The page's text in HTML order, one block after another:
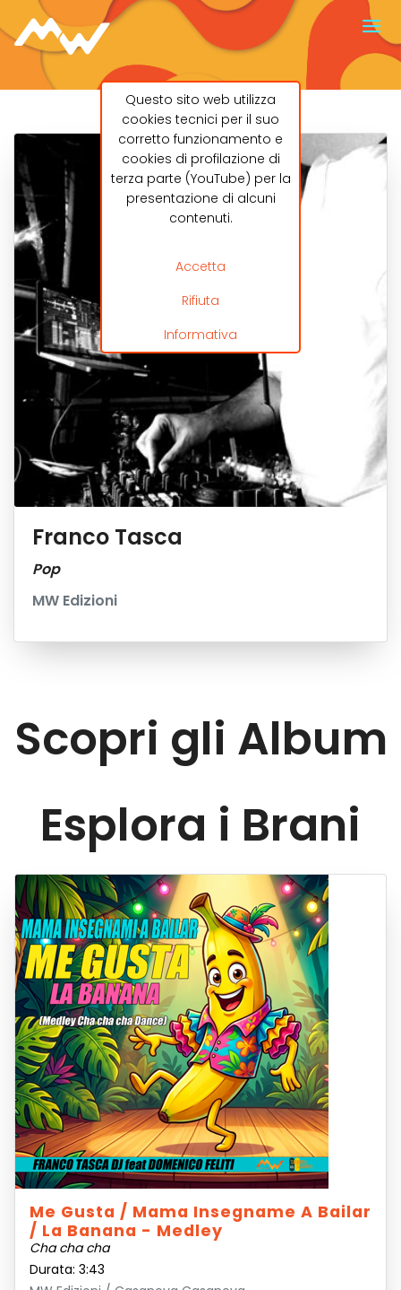
Questo sito web utilizza
cookies tecnici per il suo
corretto funzionamento e
cookies di profilazione di
terza parte (YouTube) per la
presentazione di alcuni
contenuti.
Accetta
Rifiuta
Informativa
Franco Tasca
Pop
MW Edizioni
Scopri gli Album
Esplora i Brani
Me Gusta / Mama Insegname A Bailar
/ La Banana - Medley
Cha cha cha
Durata: 3:43